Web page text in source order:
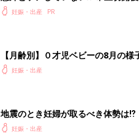
妊娠・出産
【月齢別】０才児ベビーの8月の様
妊娠・出産
地震のとき妊婦が取るべき体勢は⁉︎
妊娠・出産